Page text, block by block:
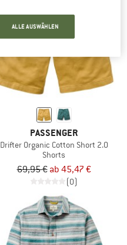
PASSENGER
Drifter Organic Cotton Short 2.0
Shorts
69,95 € ab 45,47 €
(0)
ALLE AUSWÄHLEN